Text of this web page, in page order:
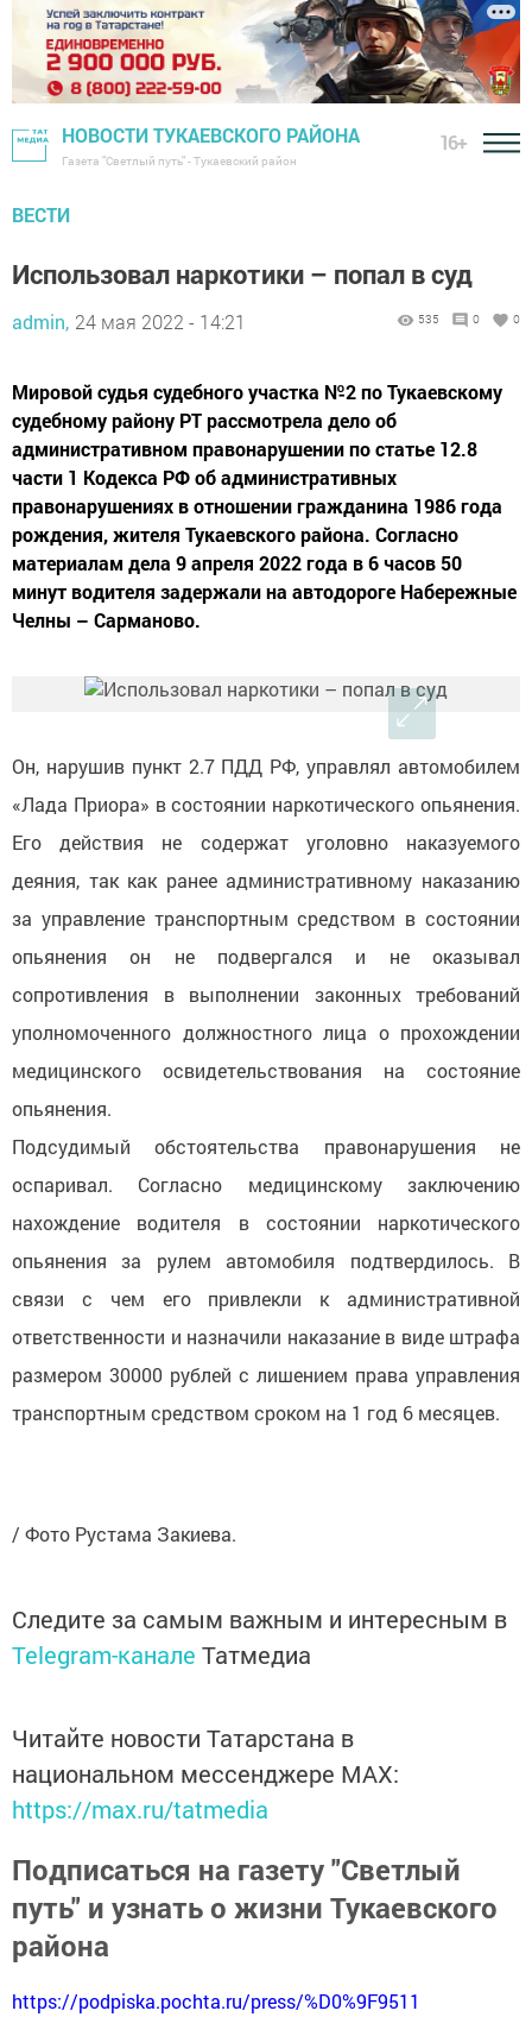
НОВОСТИ ТУКАЕВСКОГО РАЙОНА
Газета "Светлый путь" - Тукаевский район
16+
ВЕСТИ
Использовал наркотики – попал в суд
admin, 24 мая 2022 - 14:21 535 0 0
Мировой судья судебного участка №2 по Тукаевскому
судебному району РТ рассмотрела дело об
административном правонарушении по статье 12.8
части 1 Кодекса РФ об административных
правонарушениях в отношении гражданина 1986 года
рождения, жителя Тукаевского района. Согласно
материалам дела 9 апреля 2022 года в 6 часов 50
минут водителя задержали на автодороге Набережные
Челны – Сарманово.
Он, нарушив пункт 2.7 ПДД РФ, управлял автомобилем
«Лада Приора» в состоянии наркотического опьянения.
Его действия не содержат уголовно наказуемого
деяния, так как ранее административному наказанию
за управление транспортным средством в состоянии
опьянения он не подвергался и не оказывал
сопротивления в выполнении законных требований
уполномоченного должностного лица о прохождении
медицинского освидетельствования на состояние
опьянения.
Подсудимый обстоятельства правонарушения не
оспаривал. Согласно медицинскому заключению
нахождение водителя в состоянии наркотического
опьянения за рулем автомобиля подтвердилось. В
связи с чем его привлекли к административной
ответственности и назначили наказание в виде штрафа
размером 30000 рублей с лишением права управления
транспортным средством сроком на 1 год 6 месяцев.
/ Фото Рустамa Закиева.
Следите за самым важным и интересным в
Telegram-канале Татмедиа
Читайте новости Татарстана в
национальном мессенджере MАХ:
https://max.ru/tatmedia
Подписаться на газету "Светлый
путь" и узнать о жизни Тукаевского
района
https://podpiska.pochta.ru/press/%D0%9F9511